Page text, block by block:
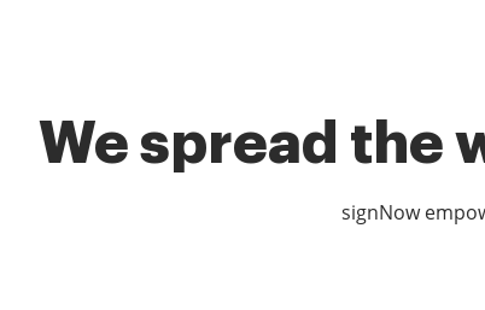
We spread the
signNow